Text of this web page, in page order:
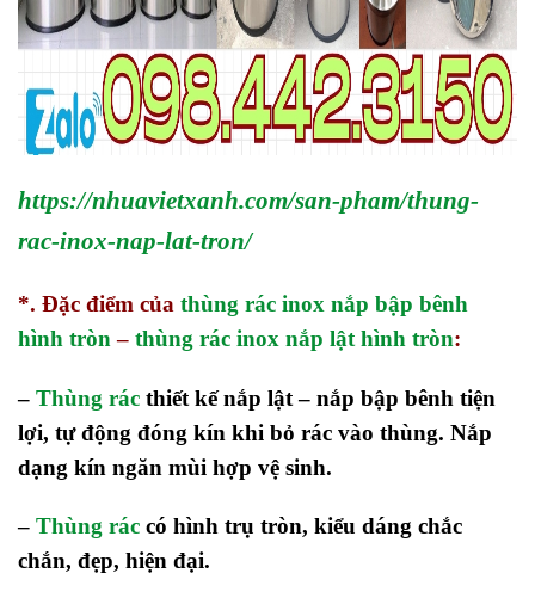
https://nhuavietxanh.com/san-pham/thung-
rac-inox-nap-lat-tron/
*. Đặc điểm của thùng rác inox nắp bập bênh
hình tròn – thùng rác inox nắp lật hình tròn:
– Thùng rác thiết kế nắp lật – nắp bập bênh tiện
lợi, tự động đóng kín khi bỏ rác vào thùng. Nắp
dạng kín ngăn mùi hợp vệ sinh.
– Thùng rác có hình trụ tròn, kiểu dáng chắc
chắn, đẹp, hiện đại.